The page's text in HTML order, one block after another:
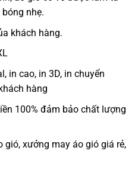
nhẹ.
khách hàng.
in cao, in 3D, in chuyển
hàng
100% đảm bảo chất lượng
gió, xưởng may áo gió giá rẻ,